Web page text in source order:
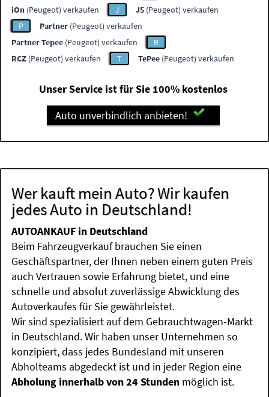
iOn (Peugeot) verkaufen J J5 (Peugeot) verkaufen
P
Partner (Peugeot) verkaufen
Partner Tepee (Peugeot) verkaufen
R
RCZ (Peugeot) verkaufen T TePee (Peugeot) verkaufen
Unser Service ist für Sie 100% kostenlos
Auto unverbindlich anbieten!
Wer kauft mein Auto? Wir kaufen
jedes Auto in Deutschland!
AUTOANKAUF in Deutschland
Beim Fahrzeugverkauf brauchen Sie einen
Geschäftspartner, der Ihnen neben einem guten Preis
auch Vertrauen sowie Erfahrung bietet, und eine
schnelle und absolut zuverlässige Abwicklung des
Autoverkaufes für Sie gewährleistet.
Wir sind spezialisiert auf dem Gebrauchtwagen-Markt
in Deutschland. Wir haben unser Unternehmen so
konzipiert, dass jedes Bundesland mit unseren
Abholteams abgedeckt ist und in jeder Region eine
Abholung innerhalb von 24 Stunden möglich ist.